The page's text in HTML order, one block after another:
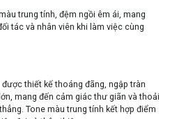
trung tính, đệm ngồi êm ái, mang
tác và nhân viên khi làm việc cùng
thiết kế thoáng đãng, ngập tràn
mang đến cảm giác thư giãn và thoải
Tone màu trung tính kết hợp điểm